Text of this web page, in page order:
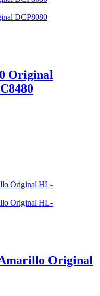
Original
Original